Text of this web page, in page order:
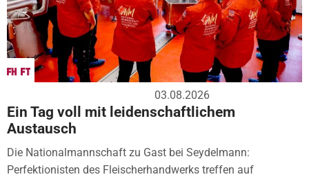
03.08.2026
Ein Tag voll mit leidenschaftlichem
Austausch
Die Nationalmannschaft zu Gast bei Seydelmann:
Perfektionisten des Fleischerhandwerks treffen auf